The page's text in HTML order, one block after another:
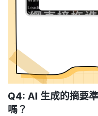
Q4: AI 生成的摘要
嗎？